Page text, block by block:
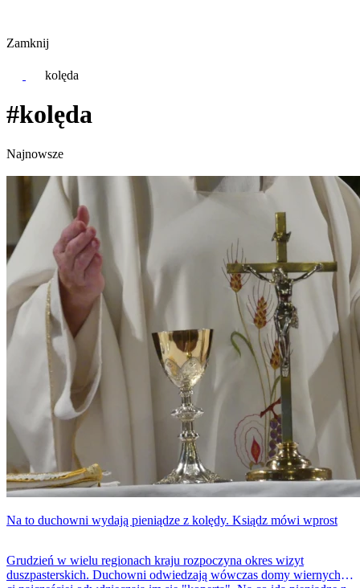
Zamknij
kolęda
#kolęda
Najnowsze
Na to duchowni wydają pieniądze z kolędy. Ksiądz mówi wprost
Grudzień w wielu regionach kraju rozpoczyna okres wizyt
duszpasterskich. Duchowni odwiedzają wówczas domy wiernych, a